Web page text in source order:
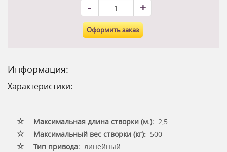
- +
Оформить заказ
Информация:
Характеристики:
Максимальная длина створки (м.): 2,5
Максимальный вес створки (кг): 500
Тип привода: линейный